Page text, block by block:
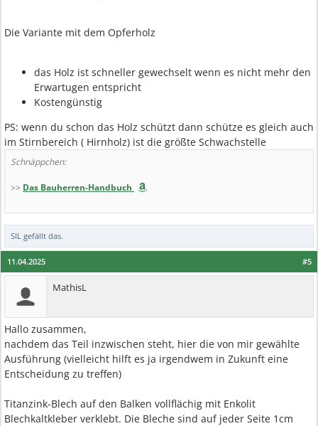
Die Variante mit dem Opferholz
das Holz ist schneller gewechselt wenn es nicht mehr den
Erwartugen entspricht
Kostengünstig
PS: wenn du schon das Holz schützt dann schütze es gleich auch
im Stirnbereich ( Hirnholz) ist die größte Schwachstelle
Schnäppchen:
>> Das Bauherren-Handbuch
SIL gefällt das.
#5
11.04.2025
MathisL
Hallo zusammen,
nachdem das Teil inzwischen steht, hier die von mir gewählte
Ausführung (vielleicht hilft es ja irgendwem in Zukunft eine
Entscheidung zu treffen)
Titanzink-Blech auf den Balken vollflächig mit Enkolit
Blechkaltkleber verklebt. Die Bleche sind auf jeder Seite 1cm